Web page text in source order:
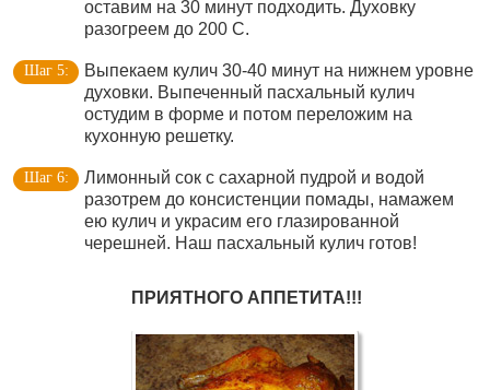
оставим на 30 минут подходить. Духовку
разогреем до 200 С.
Выпекаем кулич 30-40 минут на нижнем уровне
духовки. Выпеченный пасхальный кулич
остудим в форме и потом переложим на
кухонную решетку.
Лимонный сок с сахарной пудрой и водой
разотрем до консистенции помады, намажем
ею кулич и украсим его глазированной
черешней. Наш пасхальный кулич готов!
ПРИЯТНОГО АППЕТИТА!!!